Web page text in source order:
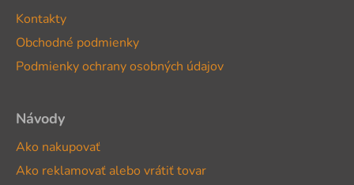
Kontakty
Obchodné podmienky
Podmienky ochrany osobných údajov
Návody
Ako nakupovať
Ako reklamovať alebo vrátiť tovar